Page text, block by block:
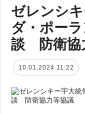
全てのトピック
戦争
政治
経済・復興
防衛
ゼレンシ
ダ・ポー
談 防衛協
10.01.2024 11:22